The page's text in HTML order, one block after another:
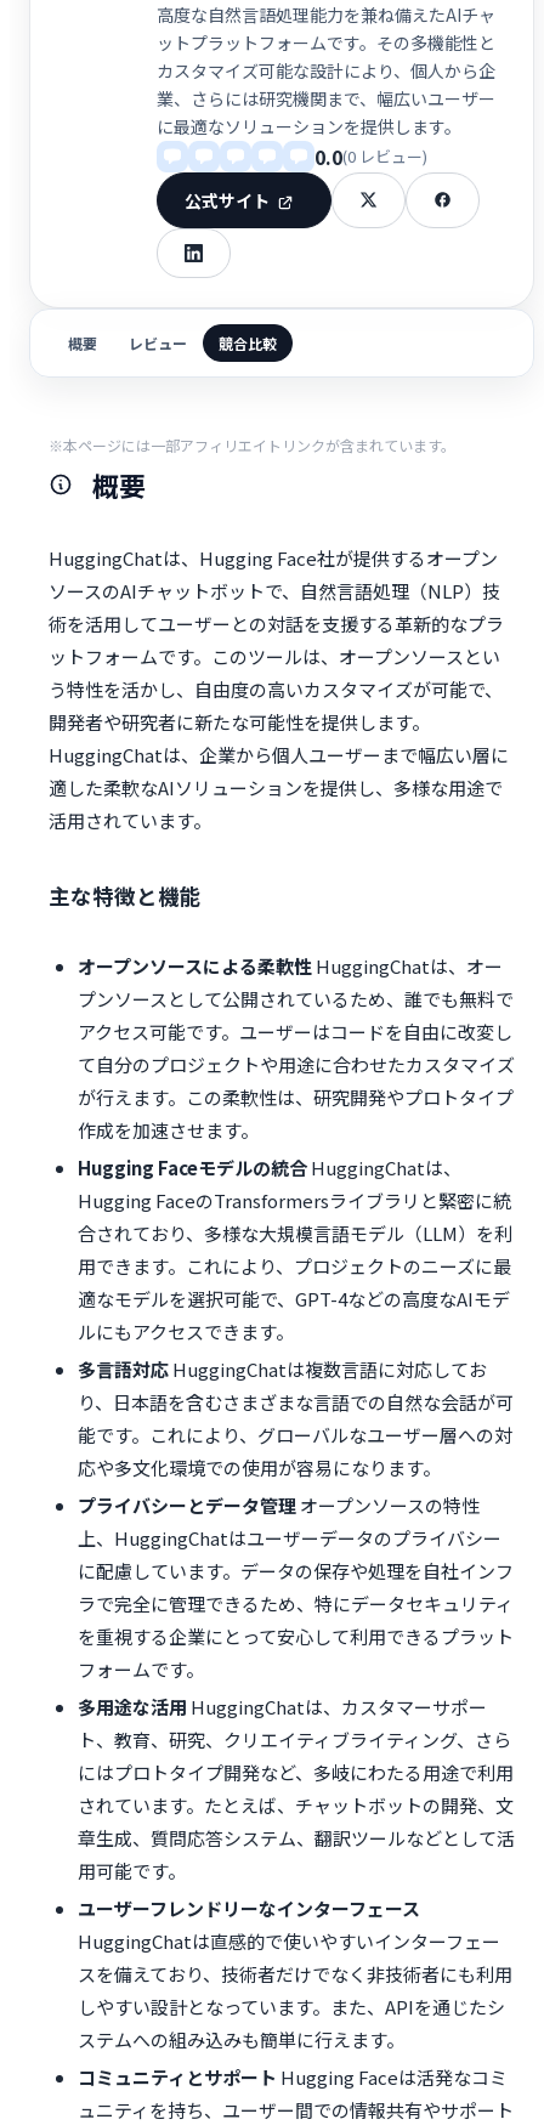
高度な自然言語処理能力を兼ね備えたAIチャ
ットプラットフォームです。その多機能性と
カスタマイズ可能な設計により、個人から企
業、さらには研究機関まで、幅広いユーザー
に最適なソリューションを提供します。
0.0(0 レビュー)
公式サイト
概要 レビュー 競合比較
※本ページには一部アフィリエイトリンクが含まれています。
概要
HuggingChatは、Hugging Face社が提供するオープン
ソースのAIチャットボットで、自然言語処理（NLP）技
術を活用してユーザーとの対話を支援する革新的なプラ
ットフォームです。このツールは、オープンソースとい
う特性を活かし、自由度の高いカスタマイズが可能で、
開発者や研究者に新たな可能性を提供します。
HuggingChatは、企業から個人ユーザーまで幅広い層に
適した柔軟なAIソリューションを提供し、多様な用途で
活用されています。
主な特徴と機能
オープンソースによる柔軟性HuggingChatは、オー
プンソースとして公開されているため、誰でも無料で
アクセス可能です。ユーザーはコードを自由に改変し
て自分のプロジェクトや用途に合わせたカスタマイズ
が行えます。この柔軟性は、研究開発やプロトタイプ
作成を加速させます。
Hugging Faceモデルの統合HuggingChatは、
Hugging FaceのTransformersライブラリと緊密に統
合されており、多様な大規模言語モデル（LLM）を利
用できます。これにより、プロジェクトのニーズに最
適なモデルを選択可能で、GPT-4などの高度なAIモデ
ルにもアクセスできます。
多言語対応HuggingChatは複数言語に対応してお
り、日本語を含むさまざまな言語での自然な会話が可
能です。これにより、グローバルなユーザー層への対
応や多文化環境での使用が容易になります。
プライバシーとデータ管理オープンソースの特性
上、HuggingChatはユーザーデータのプライバシー
に配慮しています。データの保存や処理を自社インフ
ラで完全に管理できるため、特にデータセキュリティ
を重視する企業にとって安心して利用できるプラット
フォームです。
多用途な活用 HuggingChatは、カスタマーサポー
ト、教育、研究、クリエイティブライティング、さら
にはプロトタイプ開発など、多岐にわたる用途で利用
されています。たとえば、チャットボットの開発、文
章生成、質問応答システム、翻訳ツールなどとして活
用可能です。
ユーザーフレンドリーなインターフェース
HuggingChatは直感的で使いやすいインターフェー
スを備えており、技術者だけでなく非技術者にも利用
しやすい設計となっています。また、APIを通じたシ
ステムへの組み込みも簡単に行えます。
コミュニティとサポート Hugging Faceは活発なコミ
ュニティを持ち、ユーザー間での情報共有やサポート